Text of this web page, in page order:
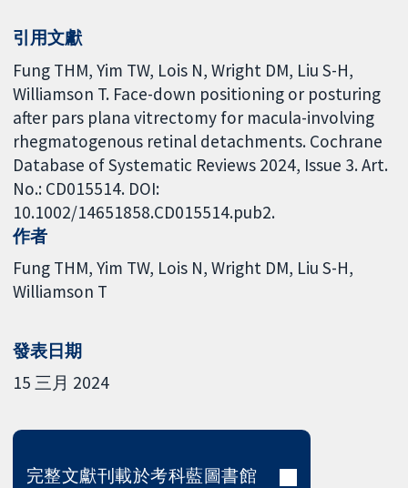
引用文獻
Fung THM, Yim TW, Lois N, Wright DM, Liu S-H,
Williamson T. Face-down positioning or posturing
after pars plana vitrectomy for macula-involving
rhegmatogenous retinal detachments. Cochrane
Database of Systematic Reviews 2024, Issue 3. Art.
No.: CD015514. DOI:
10.1002/14651858.CD015514.pub2.
作者
Fung THM Yim TW Lois N Wright DM Liu S-H
Williamson T
發表日期
15 三月 2024
完整文獻刊載於考科藍圖書館